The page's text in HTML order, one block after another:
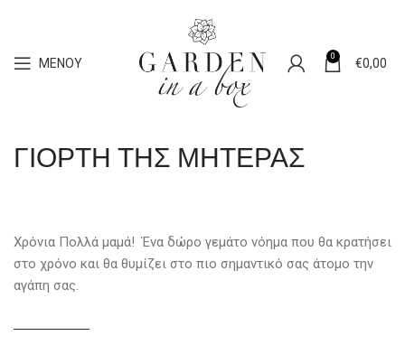
ΜΕΝΟΎ 0 €0,00
ΓΙΟΡΤΗ ΤΗΣ ΜΗΤΕΡΑΣ
Χρόνια Πολλά μαμά! Ένα δώρο γεμάτο νόημα που θα κρατήσει
στο χρόνο και θα θυμίζει στο πιο σημαντικό σας άτομο την
αγάπη σας.